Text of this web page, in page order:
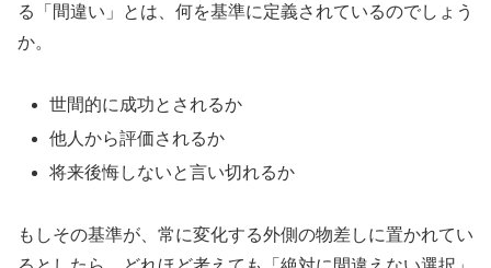
る「間違い」とは、何を基準に定義されているのでしょう
か。
世間的に成功とされるか
他人から評価されるか
将来後悔しないと言い切れるか
もしその基準が、常に変化する外側の物差しに置かれてい